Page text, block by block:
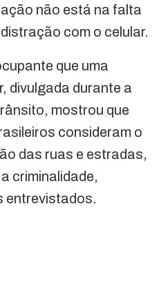
não está na falta
com o celular.
que uma
divulgada durante a
mostrou que
consideram o
das ruas e estradas,
criminalidade,
entrevistados.